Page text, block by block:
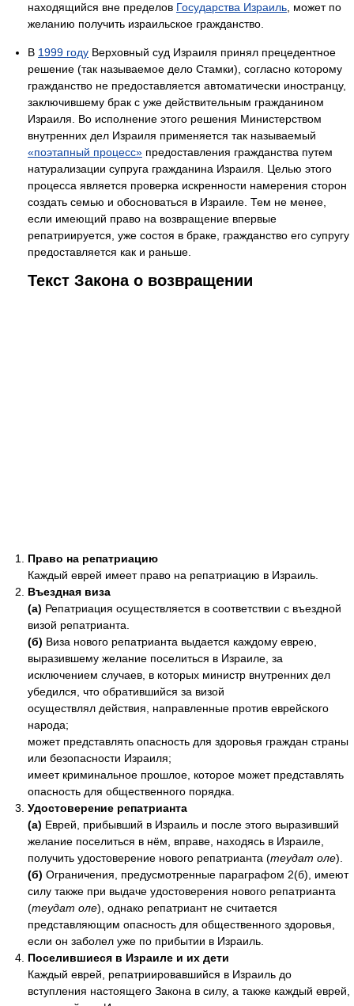
находящийся вне пределов Государства Израиль , может по
желанию получить израильское гражданство.
В 1999 году Верховный суд Израиля принял прецедентное
решение (так называемое дело Стамки), согласно которому
гражданство не предоставляется автоматически иностранцу,
заключившему брак с уже действительным гражданином
Израиля. Во исполнение этого решения Министерством
внутренних дел Израиля применяется так называемый
«поэтапный процесс» предоставления гражданства путем
натурализации супруга гражданина Израиля. Целью этого
процесса является проверка искренности намерения сторон
создать семью и обосноваться в Израиле. Тем не менее,
если имеющий право на возвращение впервые
репатриируется, уже состоя в браке, гражданство его супругу
предоставляется как и раньше.
Текст Закона о возвращении
Право на репатриацию
Каждый еврей имеет право на репатриацию в Израиль.
Въездная виза
(а) Репатриация осуществляется в соответствии с въездной
визой репатрианта.
(б) Виза нового репатрианта выдается каждому еврею,
выразившему желание поселиться в Израиле, за
исключением случаев, в которых министр внутренних дел
убедился, что обратившийся за визой
осуществлял действия, направленные против еврейского
народа;
может представлять опасность для здоровья граждан страны
или безопасности Израиля;
имеет криминальное прошлое, которое может представлять
опасность для общественного порядка.
Удостоверение репатрианта
(а) Еврей, прибывший в Израиль и после этого выразивший
желание поселиться в нём, вправе, находясь в Израиле,
получить удостоверение нового репатрианта (теудат оле).
(б) Ограничения, предусмотренные параграфом 2(б), имеют
силу также при выдаче удостоверения нового репатрианта
(теудат оле), однако репатриант не считается
представляющим опасность для общественного здоровья,
если он заболел уже по прибытии в Израиль.
Поселившиеся в Израиле и их дети
Каждый еврей, репатриировавшийся в Израиль до
вступления настоящего Закона в силу, а также каждый еврей,